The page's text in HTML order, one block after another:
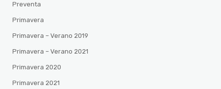
Preventa
Primavera
Primavera – Verano 2019
Primavera – Verano 2021
Primavera 2020
Primavera 2021